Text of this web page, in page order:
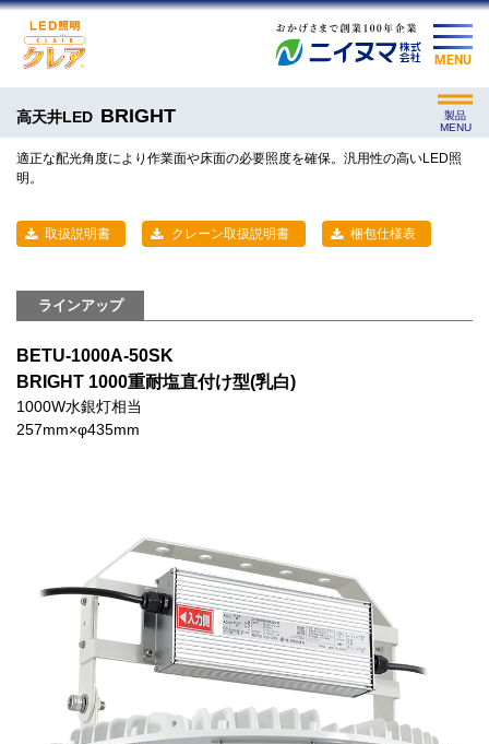
MENU
高天井LED BRIGHT
製品
MENU
適正な配光角度により作業面や床面の必要照度を確保。汎用性の高いLED照
明。
取扱説明書 クレーン取扱説明書 梱包仕様表
ラインアップ
BETU-1000A-50SK
BRIGHT 1000重耐塩直付け型(乳白)
1000W水銀灯相当
257mm×φ435mm